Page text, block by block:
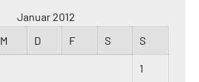
Januar 2012
M D F S S
1